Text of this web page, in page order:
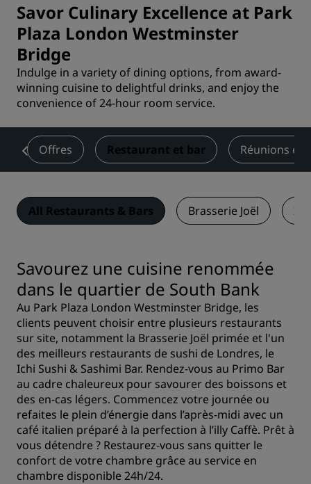
Savor Culinary Excellence at Park
Plaza London Westminster
Bridge
Indulge in a variety of dining options, from award-
winning cuisine to delightful drinks, and enjoy the
convenience of 24-hour room service.
Offres Restaurant et bar Réunions et
All Restaurants & Bars Brasserie Joël
Savourez une cuisine renommée
dans le quartier de South Bank
Au Park Plaza London Westminster Bridge, les
clients peuvent choisir entre plusieurs restaurants
sur site, notamment la Brasserie Joël primée et l'un
des meilleurs restaurants de sushi de Londres, le
Ichi Sushi & Sashimi Bar. Rendez-vous au Primo Bar
au cadre chaleureux pour savourer des boissons et
des en-cas légers. Commencez votre journée ou
refaites le plein d’énergie dans l’après-midi avec un
café italien préparé à la perfection à l’illy Caffè. Prêt à
vous détendre ? Restaurez-vous sans quitter le
confort de votre chambre grâce au service en
chambre disponible 24h/24.